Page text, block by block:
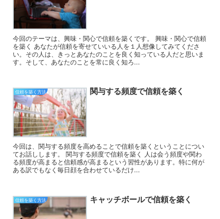
今回のテーマは、興味・関心で信頼を築くです。 興味・関心で信頼
を築く あなたが信頼を寄せていいる人を１人想像してみてくださ
い。その人は、きっとあなたのことを良く知っている人だと思いま
す。そして、あなたのことを常に良く知ろ...
信頼を築く方法 関与する頻度で信頼を築く
今回は、関与する頻度を高めることで信頼を築くということについ
てお話しします。 関与する頻度で信頼を築く 人は会う頻度や関わ
る頻度が高まると信頼感が高まるという習性があります。特に何が
ある訳でもなく毎日顔を合わせているだけ...
信頼を築く方法 キャッチボールで信頼を築く